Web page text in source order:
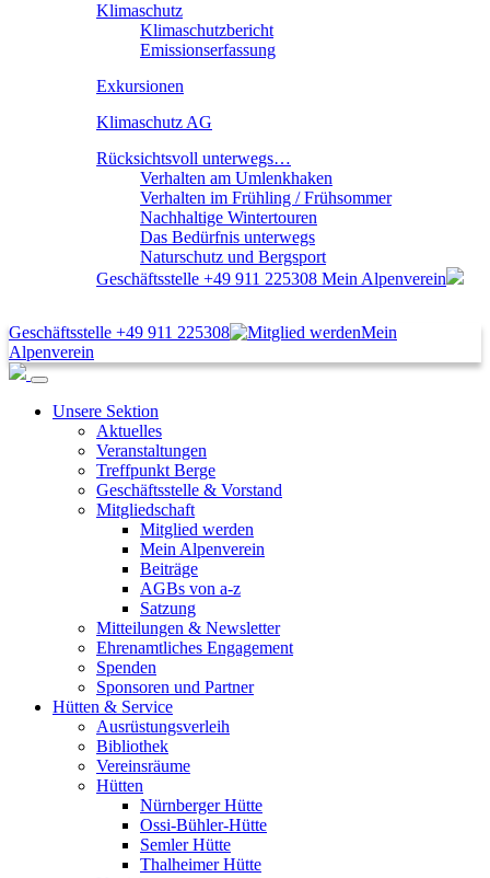
Klimaschutz
Klimaschutzbericht
Emissionserfassung
Exkursionen
Klimaschutz AG
Rücksichtsvoll unterwegs…
Verhalten am Umlenkhaken
Verhalten im Frühling / Frühsommer
Nachhaltige Wintertouren
Das Bedürfnis unterwegs
Naturschutz und Bergsport
Geschäftsstelle +49 911 225308 Mein Alpenverein
Geschäftsstelle +49 911 225308
Mein
Alpenverein
Unsere Sektion
Aktuelles
Veranstaltungen
Treffpunkt Berge
Geschäftsstelle & Vorstand
Mitgliedschaft
Mitglied werden
Mein Alpenverein
Beiträge
AGBs von a-z
Satzung
Mitteilungen & Newsletter
Ehrenamtliches Engagement
Spenden
Sponsoren und Partner
Hütten & Service
Ausrüstungsverleih
Bibliothek
Vereinsräume
Hütten
Nürnberger Hütte
Ossi-Bühler-Hütte
Semler Hütte
Thalheimer Hütte